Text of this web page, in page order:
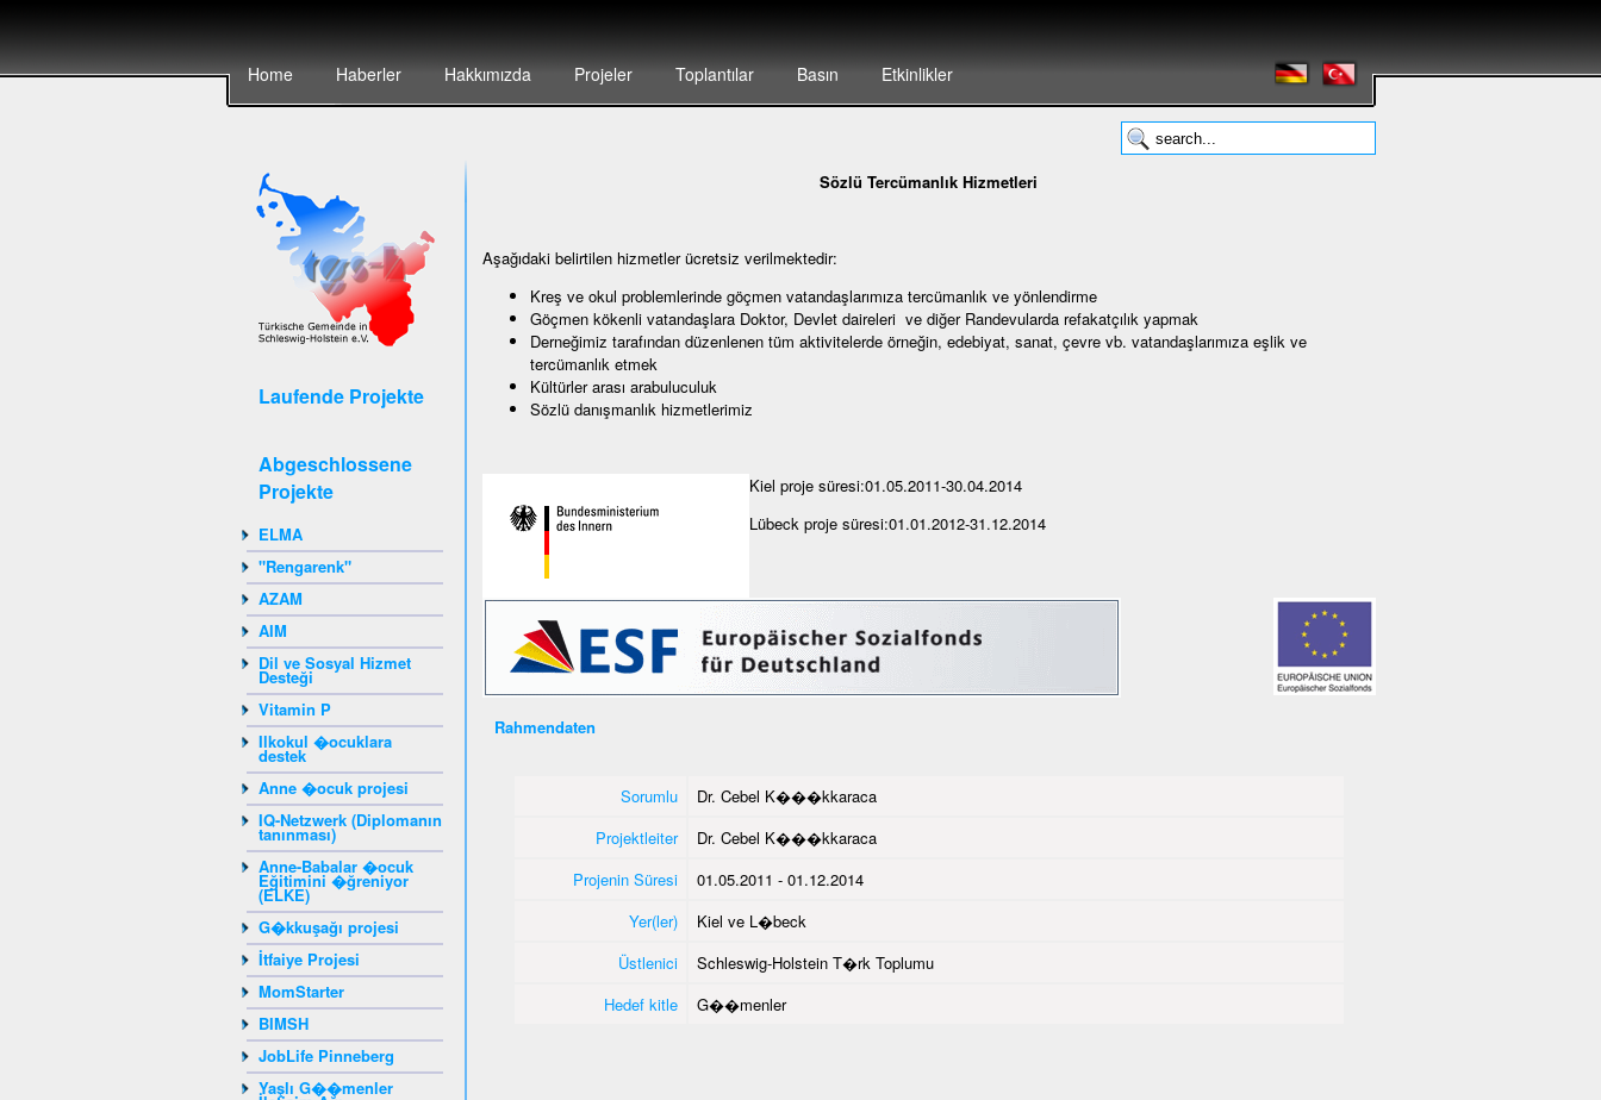
Home Haberler Hakkımızda Projeler Toplantılar Basın Etkinlikler
Laufende Projekte
Abgeschlossene
Projekte
ELMA
"Rengarenk"
AZAM
AIM
Dil ve Sosyal Hizmet
Desteği
Vitamin P
Ilkokul �ocuklara
destek
Anne �ocuk projesi
IQ-Netzwerk (Diplomanın
tanınması)
Anne-Babalar �ocuk
Eğitimini �ğreniyor
(ELKE)
G�kkuşağı projesi
İtfaiye Projesi
MomStarter
BIMSH
JobLife Pinneberg
Yaşlı G��menler
Sözlü Tercümanlık Hizmetleri
Aşağıdaki belirtilen hizmetler ücretsiz verilmektedir:
Kreş ve okul problemlerinde göçmen vatandaşlarımıza tercümanlık ve yönlendirme
Göçmen kökenli vatandaşlara Doktor, Devlet daireleri ve diğer Randevularda refakatçılık yapmak
Derneğimiz tarafından düzenlenen tüm aktivitelerde örneğin, edebiyat, sanat, çevre vb. vatandaşlarımıza eşlik ve
tercümanlık etmek
Kültürler arası arabuluculuk
Sözlü danışmanlık hizmetlerimiz
Kiel proje süresi:01.05.2011-30.04.2014
Lübeck proje süresi:01.01.2012-31.12.2014
Rahmendaten
Sorumlu
Dr. Cebel K���kkaraca
Projektleiter
Dr. Cebel K���kkaraca
Projenin Süresi
01.05.2011 - 01.12.2014
Yer(ler)
Kiel ve L�beck
Üstlenici
Schleswig-Holstein T�rk Toplumu
Hedef kitle
G��menler